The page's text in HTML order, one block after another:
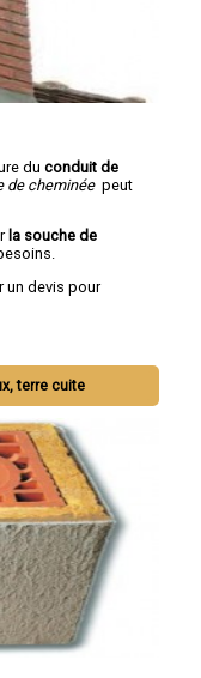
du conduit de
de cheminéepeut
la souche de
un devis pour
terre cuite